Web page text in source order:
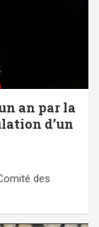
an par la
d’un
des